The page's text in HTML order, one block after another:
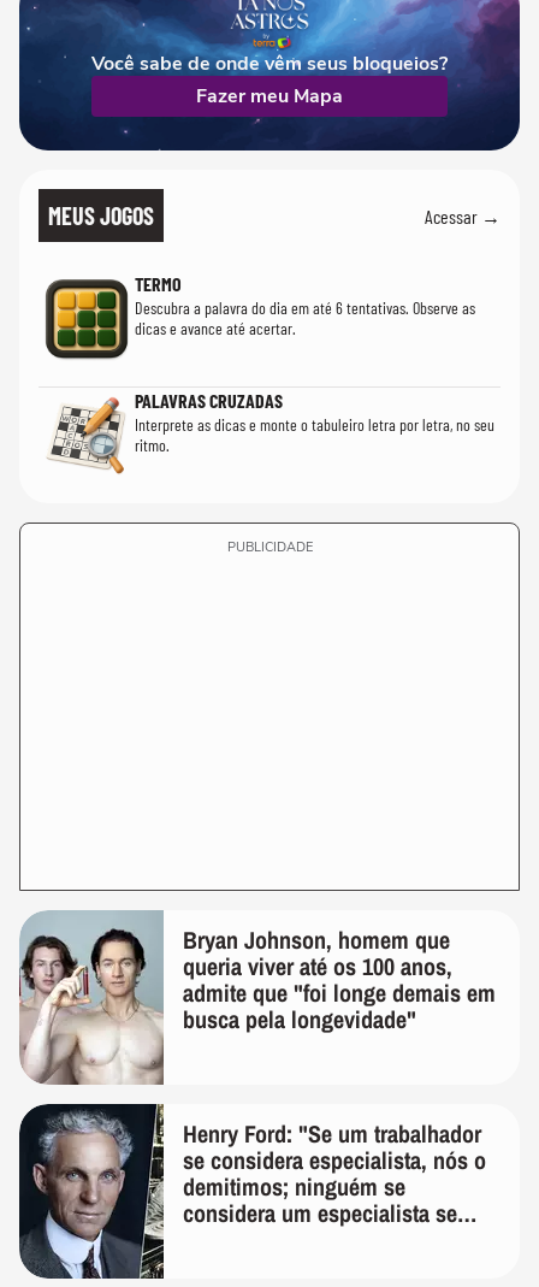
Você sabe de onde vêm seus bloqueios?
Fazer meu Mapa
MEUS JOGOS Acessar →
TERMO
Descubra a palavra do dia em até 6 tentativas. Observe as
dicas e avance até acertar.
PALAVRAS CRUZADAS
Interprete as dicas e monte o tabuleiro letra por letra, no seu
ritmo.
PUBLICIDADE
Bryan Johnson, homem que
queria viver até os 100 anos,
admite que "foi longe demais em
busca pela longevidade"
Henry Ford: "Se um trabalhador
se considera especialista, nós o
demitimos; ninguém se
considera um especialista se